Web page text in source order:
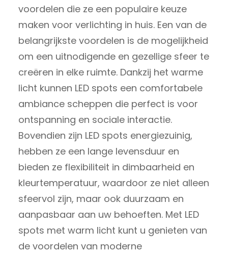
voordelen die ze een populaire keuze
maken voor verlichting in huis. Een van de
belangrijkste voordelen is de mogelijkheid
om een uitnodigende en gezellige sfeer te
creëren in elke ruimte. Dankzij het warme
licht kunnen LED spots een comfortabele
ambiance scheppen die perfect is voor
ontspanning en sociale interactie.
Bovendien zijn LED spots energiezuinig,
hebben ze een lange levensduur en
bieden ze flexibiliteit in dimbaarheid en
kleurtemperatuur, waardoor ze niet alleen
sfeervol zijn, maar ook duurzaam en
aanpasbaar aan uw behoeften. Met LED
spots met warm licht kunt u genieten van
de voordelen van moderne